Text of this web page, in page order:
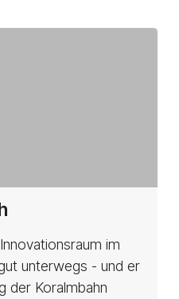
im
unterwegs - und er
der Koralmbahn